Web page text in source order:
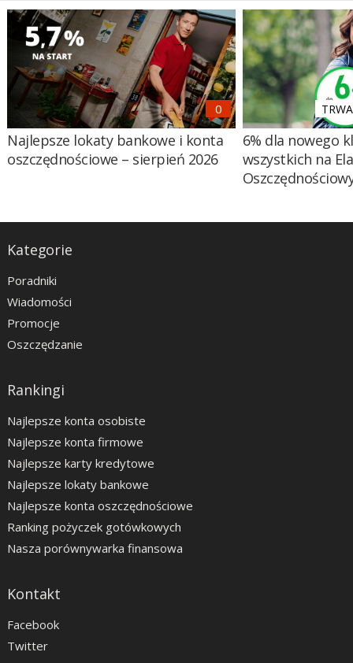
Najlepsze lokaty bankowe i konta
oszczędnościowe – sierpień 2026
6% dla nowego
wszystkich na
Kategorie
Poradniki
Wiadomości
Promocje
Oszczędzanie
Rankingi
Najlepsze konta osobiste
Najlepsze konta firmowe
Najlepsze karty kredytowe
Najlepsze lokaty bankowe
Najlepsze konta oszczędnościowe
Ranking pożyczek gotówkowych
Nasza porównywarka finansowa
Kontakt
Facebook
Twitter